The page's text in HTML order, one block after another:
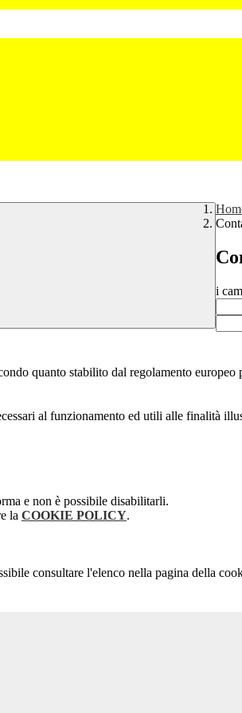
i
quanto stabilito dal regolamento
al funzionamento ed utili alle finalità
e non è possibile disabilitarli.
la COOKIE POLICY.
consultare l'elenco nella pagina della